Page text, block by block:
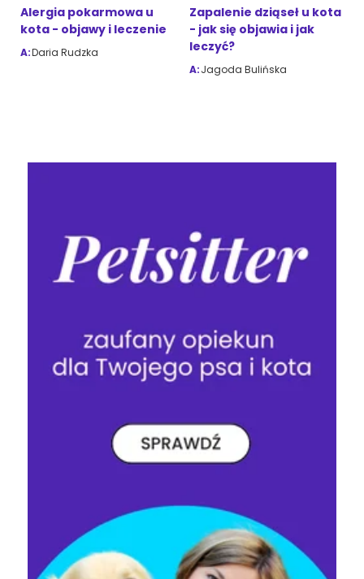
Alergia pokarmowa u
kota - objawy i leczenie
A:Daria Rudzka
Zapalenie dziąseł u kota
- jak się objawia i jak
leczyć?
A:Jagoda Bulińska